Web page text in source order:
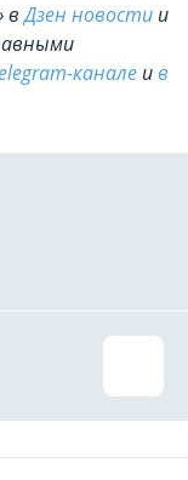
вДзен новости и
канале ив